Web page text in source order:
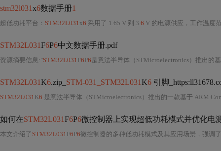
stm32l031x6数据手册1
超低功耗平台： STM32L031x6 采用了 1.65 V 到 3.6 V 的电源供应，工作温度
STM32L031F6P6中文数据手册.pdf
资源摘要信息:"STM32L031F6P6是意法半导体（STMicroelectronics）推出的
STM32L031K6.zip_ STM-031_STM32L031K6 引脚
STM32L031K6 是意法半导体（STMicroelectronics）推出的一款基于 ARM
如何在STM32L031F6P6微控制器上实现超低功耗模式并优化电
本文介绍了 STM32L031F6P6微控制器的多种低功耗模式及其应用场景，强调了电源管理功能的重要性。通过配置系统电源电压、动态